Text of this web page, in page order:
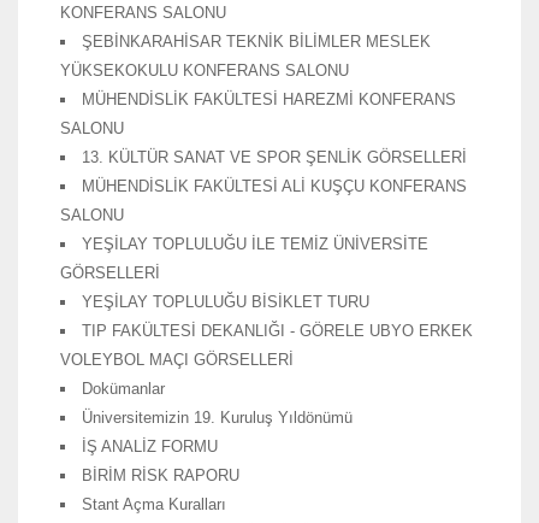
KONFERANS SALONU
ŞEBİNKARAHİSAR TEKNİK BİLİMLER MESLEK
YÜKSEKOKULU KONFERANS SALONU
MÜHENDİSLİK FAKÜLTESİ HAREZMİ KONFERANS
SALONU
13. KÜLTÜR SANAT VE SPOR ŞENLİK GÖRSELLERİ
MÜHENDİSLİK FAKÜLTESİ ALİ KUŞÇU KONFERANS
SALONU
YEŞİLAY TOPLULUĞU İLE TEMİZ ÜNİVERSİTE
GÖRSELLERİ
YEŞİLAY TOPLULUĞU BİSİKLET TURU
TIP FAKÜLTESİ DEKANLIĞI - GÖRELE UBYO ERKEK
VOLEYBOL MAÇI GÖRSELLERİ
Dokümanlar
Üniversitemizin 19. Kuruluş Yıldönümü
İŞ ANALİZ FORMU
BİRİM RİSK RAPORU
Stant Açma Kuralları